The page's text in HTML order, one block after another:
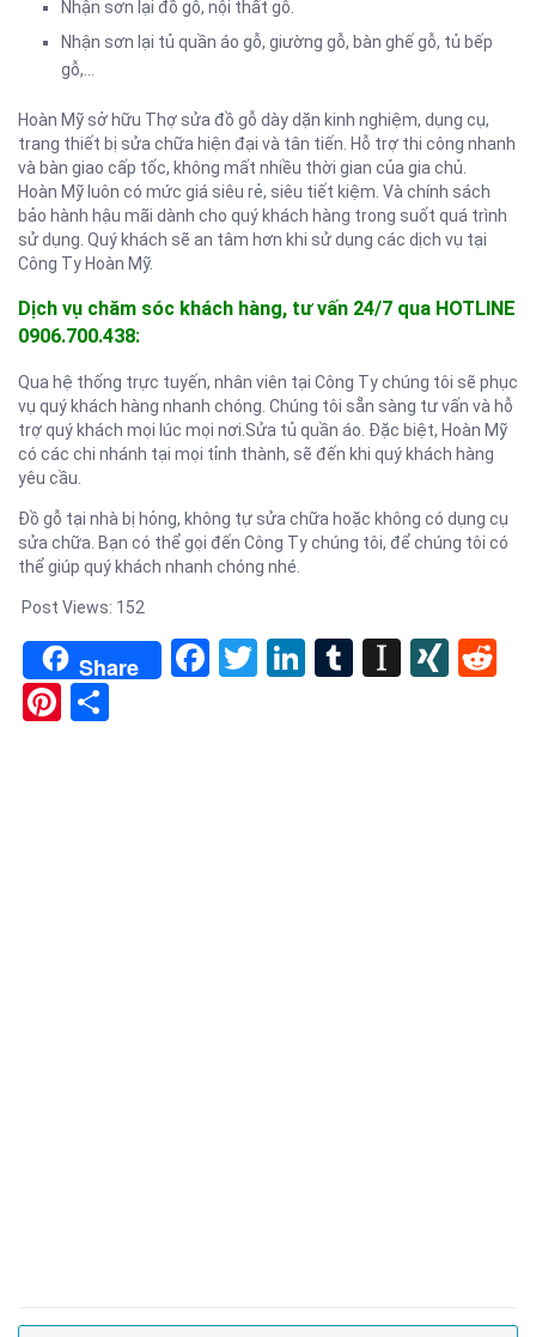
Nhận sơn lại đồ gỗ, nội thất gỗ.
Nhận sơn lại tủ quần áo gỗ, giường gỗ, bàn ghế gỗ, tủ bếp
gỗ,…
Hoàn Mỹ sở hữu Thợ sửa đồ gỗ dày dặn kinh nghiệm, dụng cụ,
trang thiết bị sửa chữa hiện đại và tân tiến. Hỗ trợ thi công nhanh
và bàn giao cấp tốc, không mất nhiều thời gian của gia chủ.
Hoàn Mỹ luôn có mức giá siêu rẻ, siêu tiết kiệm. Và chính sách
bảo hành hậu mãi dành cho quý khách hàng trong suốt quá trình
sử dụng. Quý khách sẽ an tâm hơn khi sử dụng các dịch vụ tại
Công Ty Hoàn Mỹ.
Dịch vụ chăm sóc khách hàng, tư vấn 24/7 qua HOTLINE
0906.700.438:
Qua hệ thống trực tuyến, nhân viên tại Công Ty chúng tôi sẽ phục
vụ quý khách hàng nhanh chóng. Chúng tôi sẵn sàng tư vấn và hỗ
trợ quý khách mọi lúc mọi nơi.Sửa tủ quần áo. Đặc biệt, Hoàn Mỹ
có các chi nhánh tại mọi tỉnh thành, sẽ đến khi quý khách hàng
yêu cầu.
Đồ gỗ tại nhà bị hỏng, không tự sửa chữa hoặc không có dụng cụ
sửa chữa. Bạn có thể gọi đến Công Ty chúng tôi, để chúng tôi có
thể giúp quý khách nhanh chóng nhé.
Post Views: 152
Share Facebook
TwitterLinkedIn
Tumblr
Pinterest